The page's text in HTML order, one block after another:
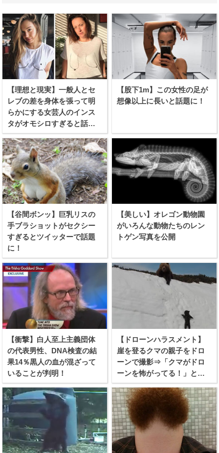
【理想と現実】一般人とセ
レブの差を身体を張って明
らかにする女芸人のインス
タがオモシロすぎると話題
に！
【股下1m】この女性の足が
想像以上に長いと話題に！
【谷間ボンッ】巨乳リスの
手ブラショットがセクシー
すぎるとツイッターで話題
に！
【美しい】オレゴン動物園
がいろんな動物たちのレン
トゲン写真を公開
【衝撃】白人至上主義団体
の代表男性、DNA検査の結
果14％黒人の血が混ざって
いることが判明！
【ドローンハラスメント】
崖を登るクマの親子をドロ
ーンで撮影⇒「クマがドロ
ーンを怖がってる！」と批
難殺到！